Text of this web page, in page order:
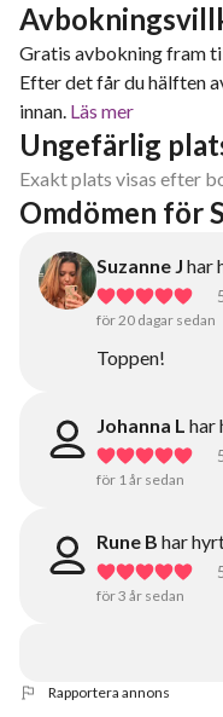
Gratis avbokning fram
Efter det får du hälften
innan. Läs mer
Ungefärlig
Exakt plats visas efter
Omdömen för
Suzanne J har
för 20 dagar sedan
Toppen!
Johanna L har
för 1 år sedan
Rune B har
för 3 år sedan
Rapportera annons